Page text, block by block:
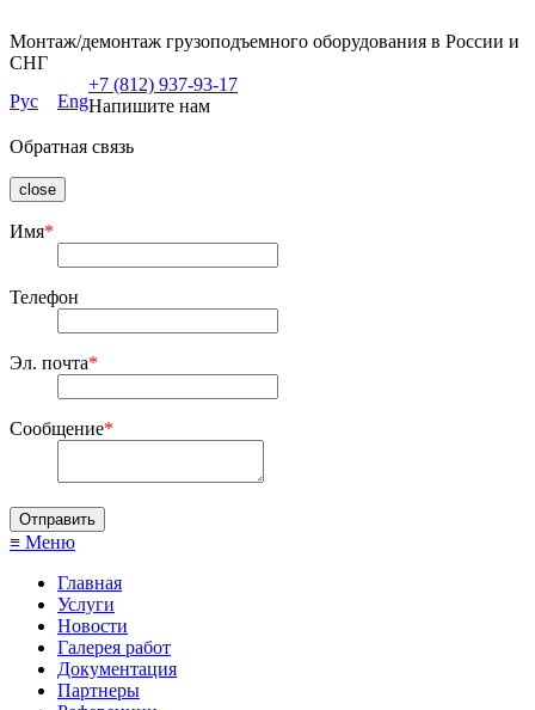
Монтаж/демонтаж грузоподъемного оборудования в России и
СНГ
Рус
Eng
+7 (812) 937-93-17
Напишите нам
Обратная связь
close
Имя*
Телефон
Эл. почта*
Сообщение*
≡ Меню
Главная
Услуги
Новости
Галерея работ
Документация
Партнеры